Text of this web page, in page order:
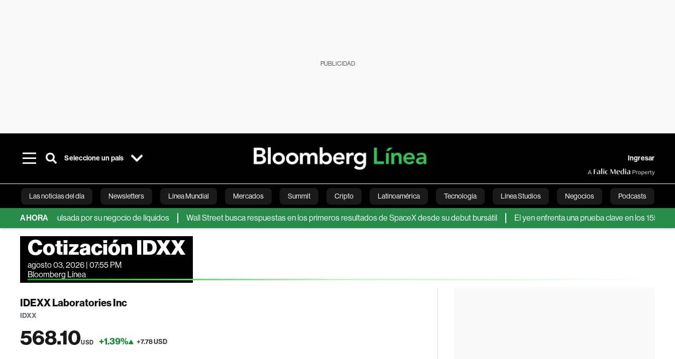
PUBLICIDAD
Seleccione un país Ingresar
Las noticias del día Newsletters Línea Mundial Mercados Summit Cripto Latinoamérica Tecnología Línea Studios Negocios Podcasts
Bloomberg Green Economía Estilo de vida Mundo Videos English
AHORA
impulsada por su negocio de líquidos Wall Street busca respuestas en los primeros resultados de SpaceX desde su debut bursátil El yen enfrenta una prueba clave en los 155 por dólar
Cotización IDXX
agosto 03, 2026 | 07:55 PM
Bloomberg Línea
IDEXX Laboratories Inc
IDXX
568.10USD +1.39% +7.78 USD